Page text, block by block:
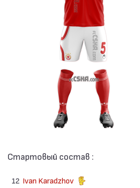
Стартовый состав :
12 Ivan Karadzhov